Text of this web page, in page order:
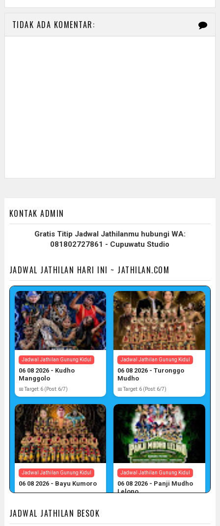
TIDAK ADA KOMENTAR:
KONTAK ADMIN
Gratis Titip Jadwal Jathilanmu hubungi WA:
081802727861 - Cupuwatu Studio
JADWAL JATHILAN HARI INI ~ JATHILAN.COM
Jadwal Jathilan Gunung Kidul
06 08 2026 - Kudho
Manggolo
📅 Target: 6 (Post: 6/7)
Jadwal Jathilan Gunung Kidul
06 08 2026 - Turonggo
Mudho
📅 Target: 6 (Post: 6/7)
Jadwal Jathilan Gunung Kidul
06 08 2026 - Bayu Kumoro
Jadwal Jathilan Gunung Kidul
06 08 2026 - Panji Mudho
Lelono
JADWAL JATHILAN BESOK